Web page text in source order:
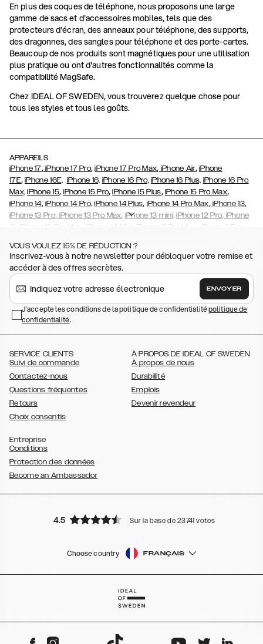
En plus des coques de téléphone, nous proposons une large
gamme de sacs et d'accessoires mobiles, tels que des
protecteurs d'écran, des anneaux pour téléphone, des supports,
des dragonnes, des sangles pour téléphone et des porte-cartes.
Beaucoup de nos produits sont magnétiques pour une utilisation
plus pratique ou ont d'autres fonctionnalités comme la
compatibilité MagSafe.
Chez IDEAL OF SWEDEN, vous trouverez quelque chose pour
tous les styles et tous les goûts.
APPAREILS
iPhone 17,iPhone 17 Pro,iPhone 17 Pro Max, iPhone Air, iPhone
17E,iPhone 16E, iPhone 16, iPhone 16 Pro, iPhone 16 Plus, iPhone 16 Pro
Max, iPhone 15,iPhone 15 Pro,iPhone 15 Plus, iPhone 15 Pro Max,
iPhone 14, iPhone 14 Pro, iPhone 14 Plus, iPhone 14 Pro Max,iPhone 13,
iPhone 13 Pro, iPhone 13 Pro Max, iPhone 13 mini, iPhone 12 Pro, iPhone
12
iPhone 12 Pro Max iPhone 12 Mini iPhone 11 Pro Max iPhone 11 Pro
(2020),iPhone 8,iPhone 8 Plus ,iPhone 7 , iPhone 7 Plus , ,
iPhone 6/6s Plus , iPhone 5/5s/SE , Galaxy S26 , Galaxy S26+ ,
S26 Ultra,Samsung Galaxy S25, Galaxy S25+,Galaxy S25 Ultra,
Galaxy S24,Galaxy S24+,Galaxy S24 Ultra, Samsung Galaxy S23
Galaxy S23+ ,Galaxy S22
Plus,Galaxy S22 Ultra,Galaxy A52/ A52s 5G,Galaxy S21,Galaxy S21
Plus,Galaxy S21 Ultra
Ultra,Galaxy S10,Galaxy S10+,Galaxy S10e,Galaxy S9,Galaxy S9+,
VOUS VOULEZ 15% DE RÉDUCTION ?
Inscrivez-vous à notre newsletter pour débloquer votre remise et
accéder à des offres secrètes.
ENVOYER
J'accepte les conditions de la politique de confidentialitépolitique de
confidentialité.
SERVICE CLIENTS
Suivi de commande
Contactez-nous
Questions fréquentes
Retours
Choix consentis
À PROPOS DE IDEAL OF SWEDEN
À propos de nous
Durabilité
Emplois
Devenir revendeur
Entreprise
Conditions
Protection des données
Become an Ambassador
4.5 Sur la base de 23741 votes
Choose country FRANÇAIS